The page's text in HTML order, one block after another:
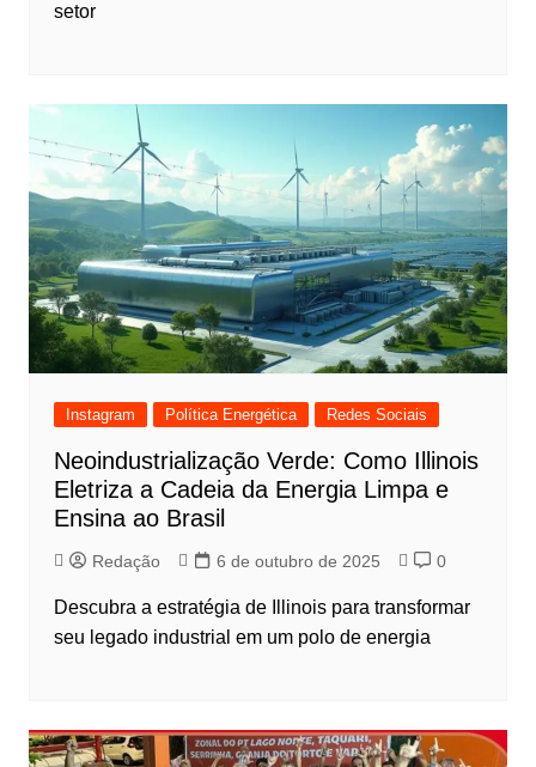
setor
Instagram Política Energética Redes Sociais
Neoindustrialização Verde: Como Illinois
Eletriza a Cadeia da Energia Limpa e
Ensina ao Brasil
Redação 6 de outubro de 2025 0
Descubra a estratégia de Illinois para transformar
seu legado industrial em um polo de energia